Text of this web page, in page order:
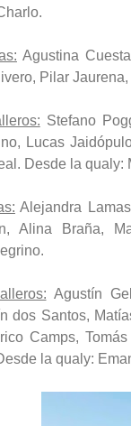
Agustina
Pilar
Stefano
Lucas
Desde la
Alejandra
Alina Braña,
Agustín
dos Santos,
Camps,
la qualy: